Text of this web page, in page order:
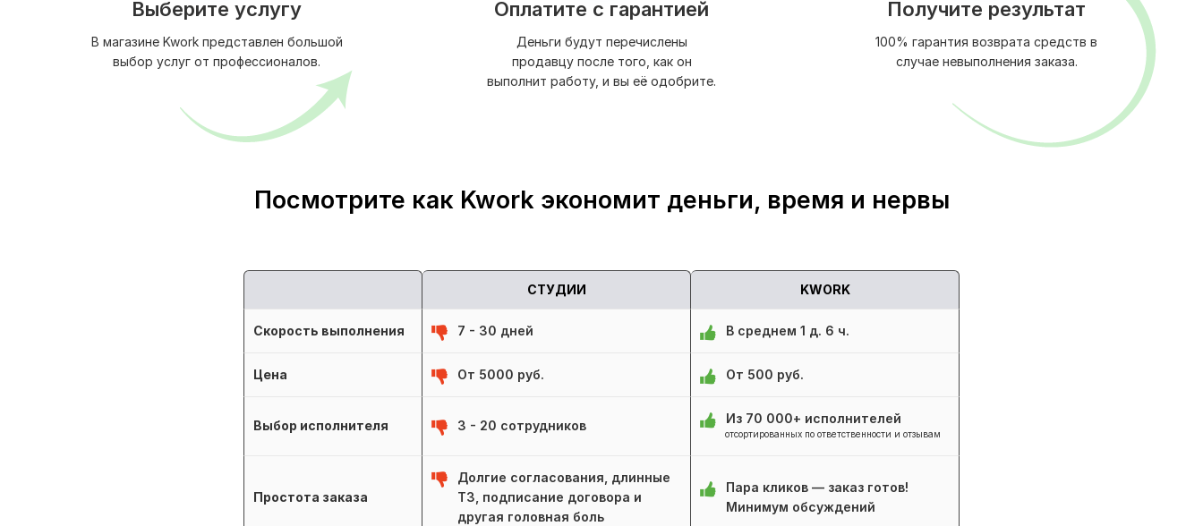
Выберите услугу
В магазине Kwork представлен большой
выбор услуг от профессионалов.
Оплатите с гарантией
Деньги будут перечислены
продавцу после того, как он
выполнит работу, и вы её одобрите.
Получите результат
100% гарантия возврата средств в
случае невыполнения заказа.
Посмотрите как Kwork экономит деньги, время и нервы
СТУДИИ KWORK
Скорость выполнения 7 - 30 дней В среднем 1 д. 6 ч.
Цена От 5000 руб. От 500 руб.
Выбор исполнителя 3 - 20 сотрудников Из 70 000+ исполнителей
отсортированных по ответственности и отзывам
Простота заказа
Долгие согласования, длинные
ТЗ, подписание договора и
другая головная боль
Пара кликов — заказ готов!
Минимум обсуждений